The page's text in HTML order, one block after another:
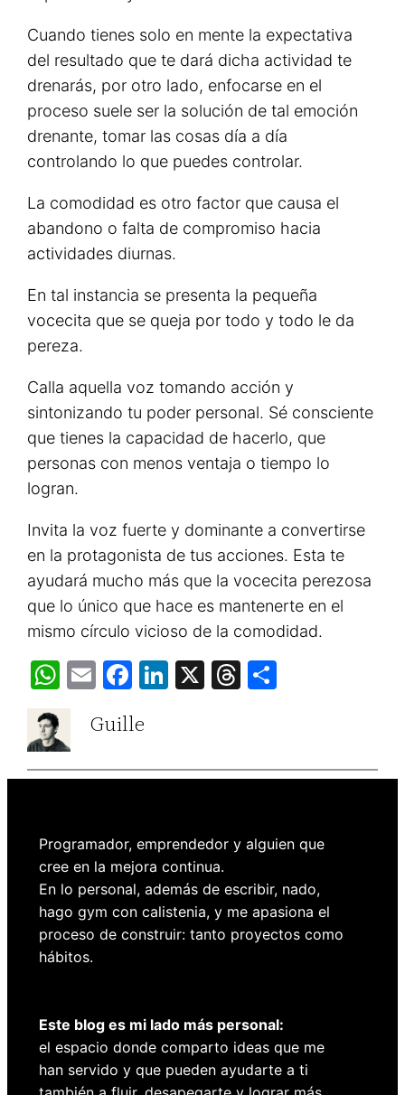
Cuando tienes solo en mente la expectativa
del resultado que te dará dicha actividad te
drenarás, por otro lado, enfocarse en el
proceso suele ser la solución de tal emoción
drenante, tomar las cosas día a día
controlando lo que puedes controlar.
La comodidad es otro factor que causa el
abandono o falta de compromiso hacia
actividades diurnas.
En tal instancia se presenta la pequeña
vocecita que se queja por todo y todo le da
pereza.
Calla aquella voz tomando acción y
sintonizando tu poder personal. Sé consciente
que tienes la capacidad de hacerlo, que
personas con menos ventaja o tiempo lo
logran.
Invita la voz fuerte y dominante a convertirse
en la protagonista de tus acciones. Esta te
ayudará mucho más que la vocecita perezosa
que lo único que hace es mantenerte en el
mismo círculo vicioso de la comodidad.
WhatsApp
EmailFacebook
LinkedIn
X Threads
Guille
Programador, emprendedor y alguien que
cree en la mejora continua.
En lo personal, además de escribir, nado,
hago gym con calistenia, y me apasiona el
proceso de construir: tanto proyectos como
hábitos.
Este blog es mi lado más personal:
el espacio donde comparto ideas que me
han servido y que pueden ayudarte a ti